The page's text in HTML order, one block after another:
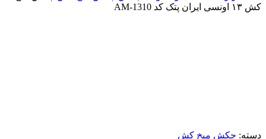
کش ۱۳ اونسی ایران پتک کد AM-1310
دسته: چکش میخ کش